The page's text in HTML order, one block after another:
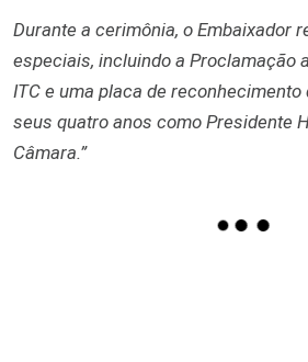
Durante a cerimônia, o Embaixador
especiais, incluindo a Proclamação
ITC e uma placa de reconhecimento
seus quatro anos como Presidente
Câmara.”